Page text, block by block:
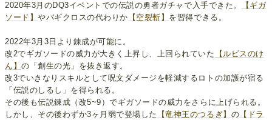
2020年3月のDQ3イベントでの伝説の勇者ガチャで入手できた。
【ギガ
ソード】やバギクロスの代わりか 【空裂斬】 を習得できる。
2022年3月3日より錬成が可能に。
改2でギガソードの威力が大きく上昇し、上回られていた
【ルビスのけ
ん】の「創生の光」を抜き返す。
改3でいきなりスキルとして呪文ダメージを軽減するロトの加護が宿る
「伝説のしるし」を得られる。
その後も伝説錬成（改5~9）でギガソードの威力をさらに上げられる。
しかし、その後わずか3ヶ月弱で登場した
【竜神王のつるぎ】 の 【ドラ